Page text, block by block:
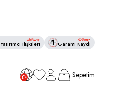
Yatırımcı İlişkileri Garanti Kaydı
Favorilerim
Hesabım Sepetim